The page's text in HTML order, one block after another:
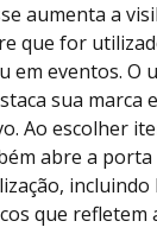
aumenta a
que for
em eventos. O
sua marca
Ao escolher
abre a
que refletem